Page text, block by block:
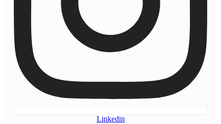
Linkedin